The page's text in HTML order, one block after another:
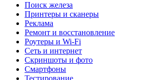
Поиск железа
Принтеры и сканеры
Реклама
Ремонт и восстановление
Роутеры и Wi-Fi
Сеть и интернет
Скриншоты и фото
Смартфоны